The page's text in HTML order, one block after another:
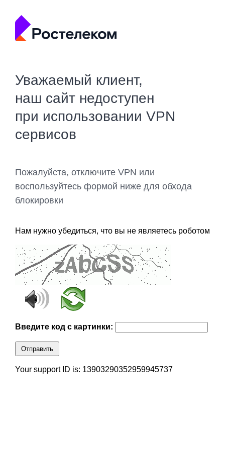
Уважаемый клиент,
наш сайт недоступен
при использовании VPN
сервисов
Пожалуйста, отключите VPN или
воспользуйтесь формой ниже для обхода
блокировки
Нам нужно убедиться, что вы не являетесь роботом
Введите код с картинки:
Отправить
Your support ID is: 13903290352959945737